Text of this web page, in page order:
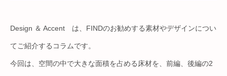
Design ＆ Accent は、FINDのお勧めする素材やデザインについ
てご紹介するコラムです。
今回は、空間の中で大きな面積を占める床材を、前編、後編の2